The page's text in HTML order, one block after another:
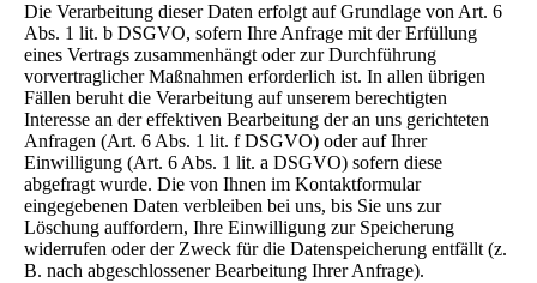
Die Verarbeitung dieser Daten erfolgt auf Grundlage von Art. 6
Abs. 1 lit. b DSGVO, sofern Ihre Anfrage mit der Erfüllung
eines Vertrags zusammenhängt oder zur Durchführung
vorvertraglicher Maßnahmen erforderlich ist. In allen übrigen
Fällen beruht die Verarbeitung auf unserem berechtigten
Interesse an der effektiven Bearbeitung der an uns gerichteten
Anfragen (Art. 6 Abs. 1 lit. f DSGVO) oder auf Ihrer
Einwilligung (Art. 6 Abs. 1 lit. a DSGVO) sofern diese
abgefragt wurde. Die von Ihnen im Kontaktformular
eingegebenen Daten verbleiben bei uns, bis Sie uns zur
Löschung auffordern, Ihre Einwilligung zur Speicherung
widerrufen oder der Zweck für die Datenspeicherung entfällt (z.
B. nach abgeschlossener Bearbeitung Ihrer Anfrage).